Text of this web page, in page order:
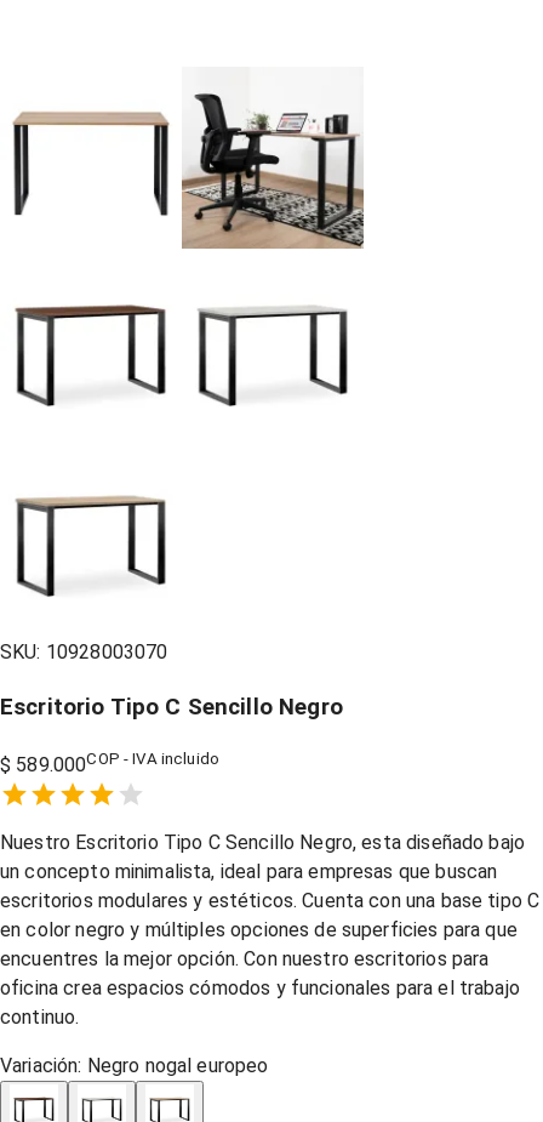
SKU: 10928003070
Escritorio Tipo C Sencillo Negro
$ 589.000COP - IVA incluido
1 Star,
2 Stars,
3 Stars,
4 Stars,
5 Stars,
Nuestro Escritorio Tipo C Sencillo Negro, esta diseñado bajo
un concepto minimalista, ideal para empresas que buscan
escritorios modulares y estéticos. Cuenta con una base tipo C
en color negro y múltiples opciones de superficies para que
encuentres la mejor opción. Con nuestro escritorios para
oficina crea espacios cómodos y funcionales para el trabajo
continuo.
Variación: Negro nogal europeo